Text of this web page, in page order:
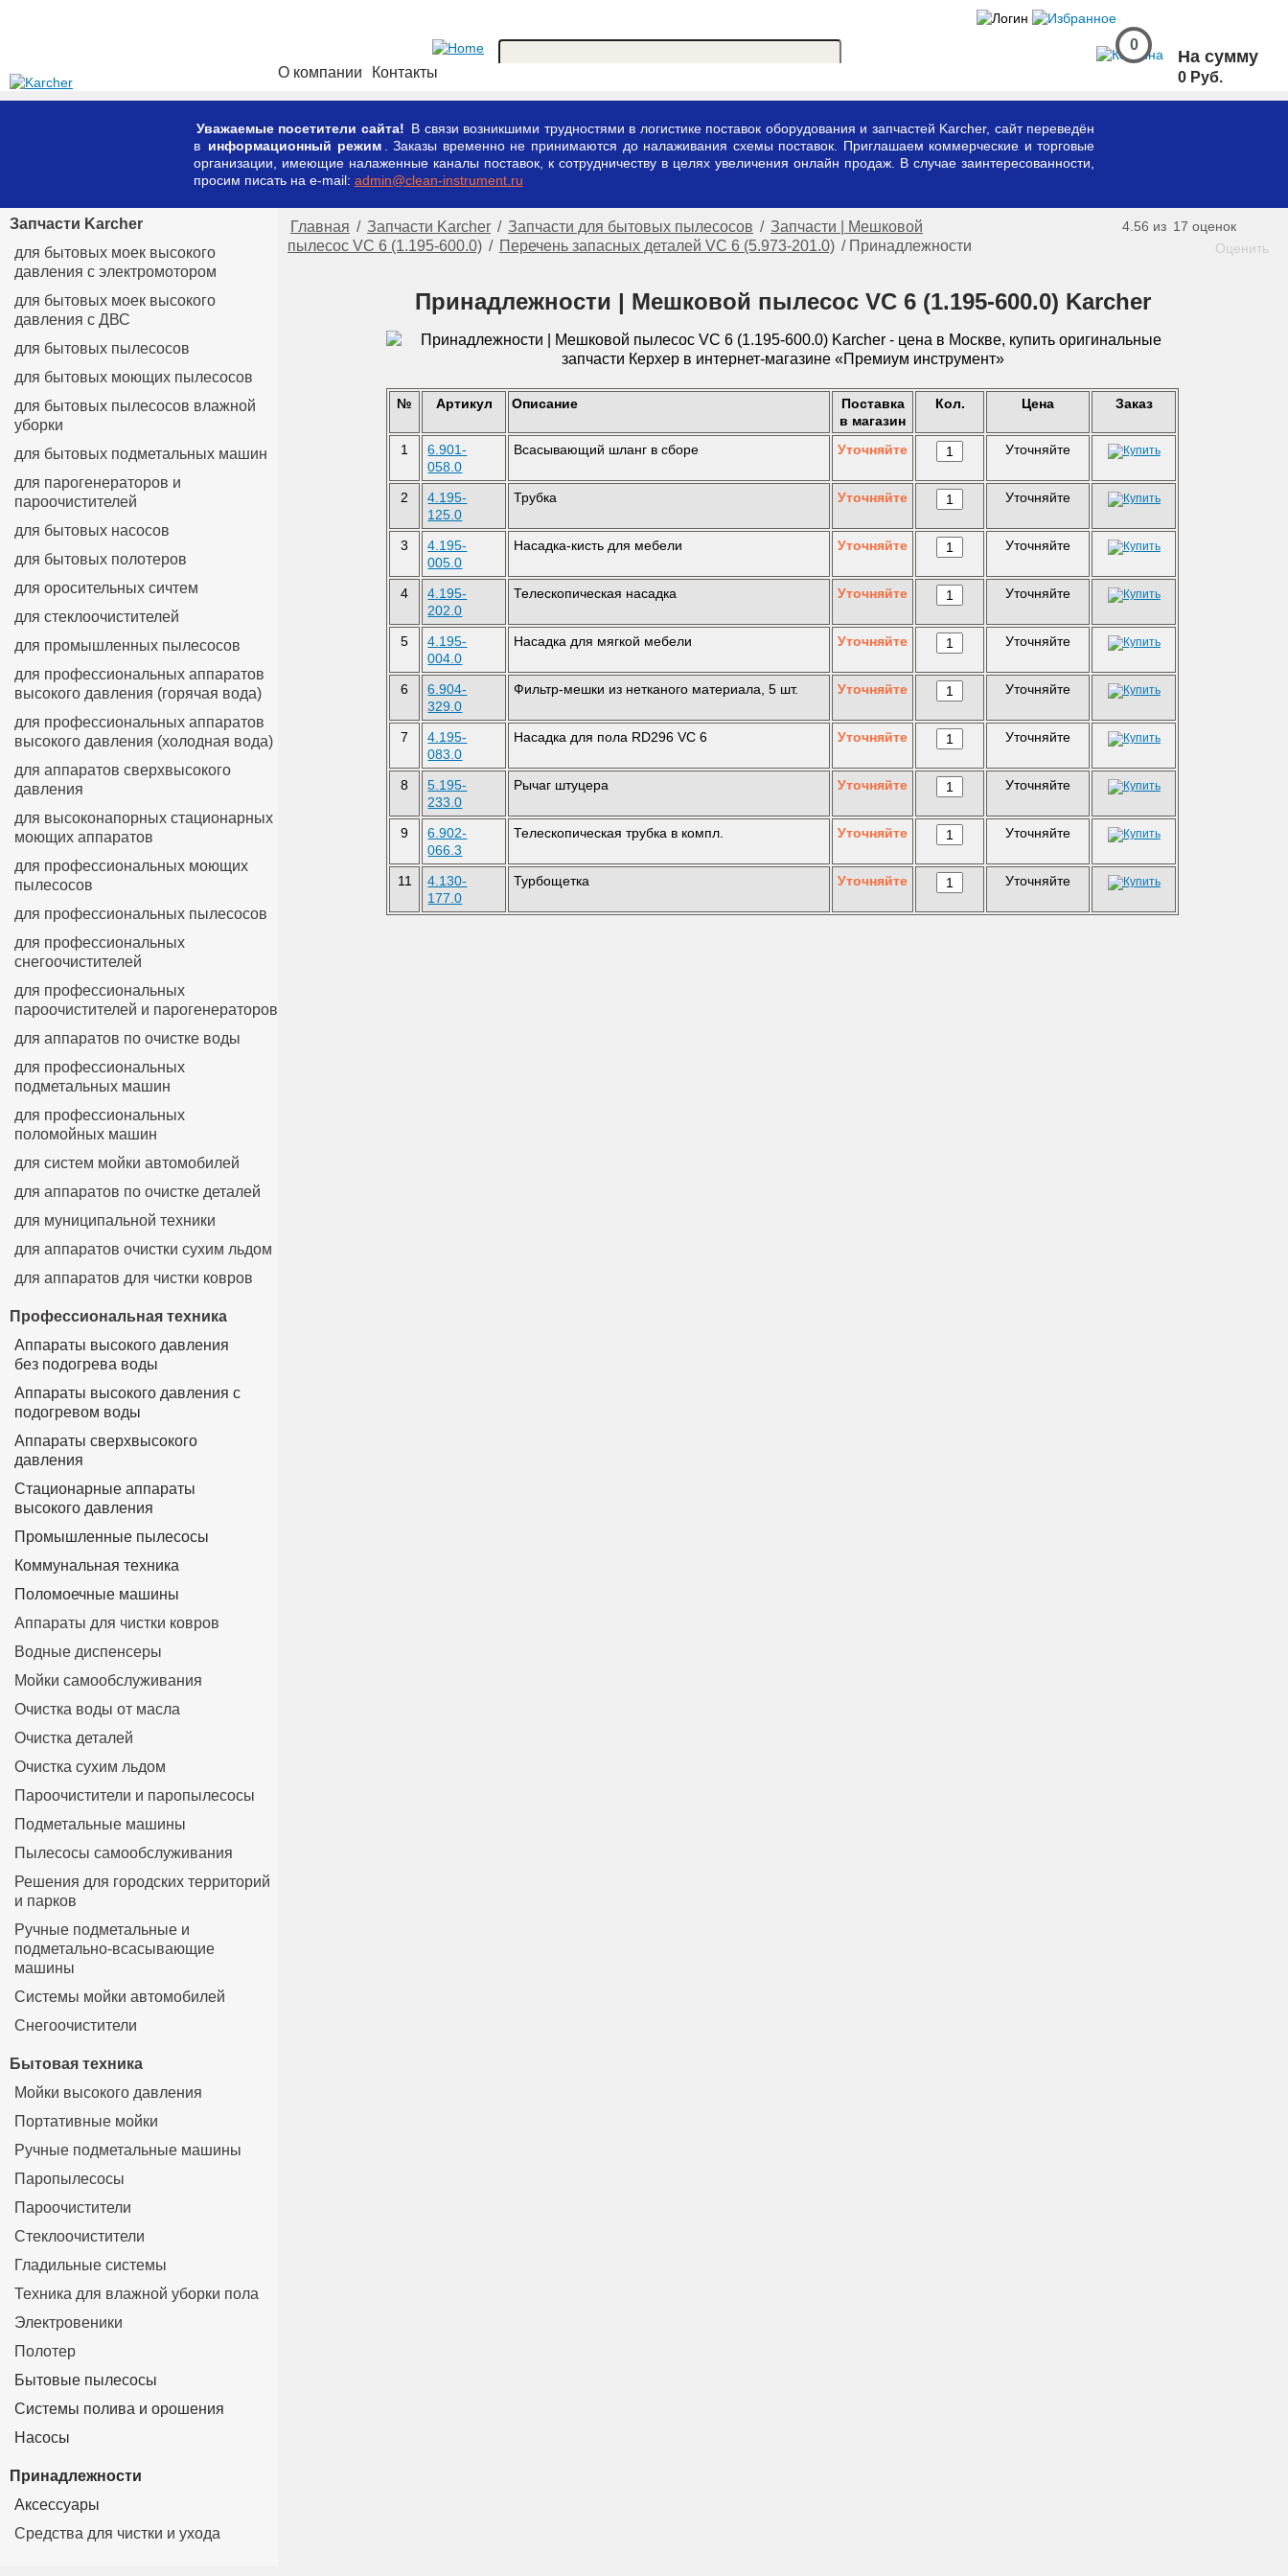
О компании Контакты
0
На сумму
0 Руб.
Уважаемые посетители сайта! В связи возникшими трудностями в логистике поставок оборудования и запчастей Karcher, сайт переведён
в информационный режим
. Заказы временно не принимаются до налаживания схемы поставок. Приглашаем коммерческие и торговые
организации, имеющие налаженные каналы поставок, к сотрудничеству в целях увеличения онлайн продаж. В случае заинтересованности,
просим писать на e-mail: admin@clean-instrument.ru
Запчасти Karcher
для бытовых моек высокого
давления с электромотором
для бытовых моек высокого
давления с ДВС
для бытовых пылесосов
для бытовых моющих пылесосов
для бытовых пылесосов влажной
уборки
для бытовых подметальных машин
для парогенераторов и
пароочистителей
для бытовых насосов
для бытовых полотеров
для оросительных сичтем
для стеклоочистителей
для промышленных пылесосов
для профессиональных аппаратов
высокого давления (горячая вода)
для профессиональных аппаратов
высокого давления (холодная вода)
для аппаратов сверхвысокого
давления
для высоконапорных стационарных
моющих аппаратов
для профессиональных моющих
пылесосов
для профессиональных пылесосов
для профессиональных
снегоочистителей
для профессиональных
пароочистителей и парогенераторов
для аппаратов по очистке воды
для профессиональных
подметальных машин
для профессиональных
поломойных машин
для систем мойки автомобилей
для аппаратов по очистке деталей
для муниципальной техники
для аппаратов очистки сухим льдом
для аппаратов для чистки ковров
Профессиональная техника
Аппараты высокого давления
без подогрева воды
Аппараты высокого давления с
подогревом воды
Аппараты сверхвысокого
давления
Стационарные аппараты
высокого давления
Промышленные пылесосы
Коммунальная техника
Поломоечные машины
Аппараты для чистки ковров
Водные диспенсеры
Мойки самообслуживания
Очистка воды от масла
Очистка деталей
Очистка сухим льдом
Пароочистители и паропылесосы
Подметальные машины
Пылесосы самообслуживания
Решения для городских территорий
и парков
Ручные подметальные и
подметально-всасывающие
машины
Системы мойки автомобилей
Снегоочистители
Бытовая техника
Мойки высокого давления
Портативные мойки
Ручные подметальные машины
Паропылесосы
Пароочистители
Стеклоочистители
Гладильные системы
Техника для влажной уборки пола
Электровеники
Полотер
Бытовые пылесосы
Системы полива и орошения
Насосы
Принадлежности
Аксессуары
Средства для чистки и ухода
Главная / Запчасти Karcher / Запчасти для бытовых пылесосов / Запчасти | Мешковой
пылесос VC 6 (1.195-600.0) / Перечень запасных деталей VC 6 (5.973-201.0) / Принадлежности
4.56 из 17 оценок
Оценить
Принадлежности | Мешковой пылесос VC 6 (1.195-600.0) Karcher
№ Артикул Описание
Поставка
в магазин
Кол. Цена Заказ
1
6.901-
058.0
Всасывающий шланг в сборе Уточняйте Уточняйте
2
4.195-
125.0
Трубка Уточняйте Уточняйте
3
4.195-
005.0
Насадка-кисть для мебели Уточняйте Уточняйте
4
4.195-
202.0
Телескопическая насадка Уточняйте Уточняйте
5
4.195-
004.0
Насадка для мягкой мебели Уточняйте Уточняйте
6
6.904-
329.0
Фильтр-мешки из нетканого материала, 5 шт. Уточняйте Уточняйте
7
4.195-
083.0
Насадка для пола RD296 VC 6 Уточняйте Уточняйте
8
5.195-
233.0
Рычаг штуцера Уточняйте Уточняйте
9
6.902-
066.3
Телескопическая трубка в компл. Уточняйте Уточняйте
11
4.130-
177.0
Турбощетка Уточняйте Уточняйте